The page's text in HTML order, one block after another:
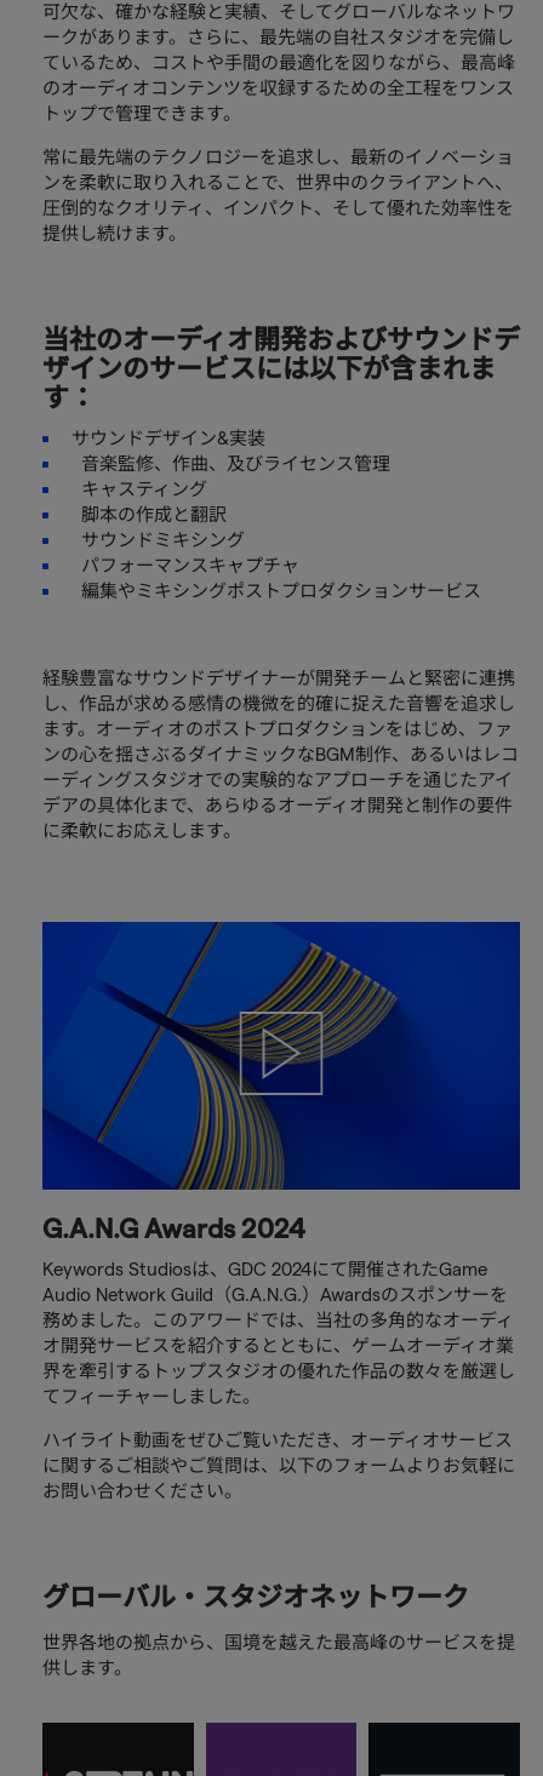
可欠な、確かな経験と実績、そしてグローバルなネットワ
ークがあります。さらに、最先端の自社スタジオを完備し
ているため、コストや手間の最適化を図りながら、最高峰
のオーディオコンテンツを収録するための全工程をワンス
トップで管理できます。
常に最先端のテクノロジーを追求し、最新のイノベーショ
ンを柔軟に取り入れることで、世界中のクライアントへ、
圧倒的なクオリティ、インパクト、そして優れた効率性を
提供し続けます。
当社のオーディオ開発およびサウンドデ
ザインのサービスには以下が含まれま
す：
サウンドデザイン&実装
音楽監修、作曲、及びライセンス管理
キャスティング
脚本の作成と翻訳
サウンドミキシング
パフォーマンスキャプチャ
編集やミキシングポストプロダクションサービス
経験豊富なサウンドデザイナーが開発チームと緊密に連携
し、作品が求める感情の機微を的確に捉えた音響を追求し
ます。オーディオのポストプロダクションをはじめ、ファ
ンの心を揺さぶるダイナミックなBGM制作、あるいはレコ
ーディングスタジオでの実験的なアプローチを通じたアイ
デアの具体化まで、あらゆるオーディオ開発と制作の要件
に柔軟にお応えします。
G.A.N.G Awards 2024
Keywords Studiosは、GDC 2024にて開催されたGame
Audio Network Guild（G.A.N.G.）Awardsのスポンサーを
務めました。このアワードでは、当社の多角的なオーディ
オ開発サービスを紹介するとともに、ゲームオーディオ業
界を牽引するトップスタジオの優れた作品の数々を厳選し
てフィーチャーしました。
ハイライト動画をぜひご覧いただき、オーディオサービス
に関するご相談やご質問は、以下のフォームよりお気軽に
お問い合わせください。
動
画
を
視
聴
す
る
グローバル・スタジオネットワーク
世界各地の拠点から、国境を越えた最高峰のサービスを提
供します。